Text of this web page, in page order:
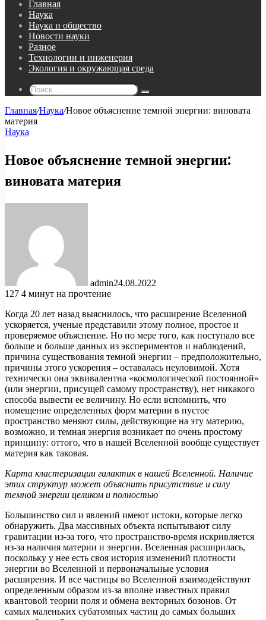
Главная
Наука
Наука и общество
Новости науки
Разное
Технологии и инженерия
Экология и окружающая среда
Поиск...
Главная/Наука/Новое объяснение темной энергии: виновата
материя
Наука
Новое объяснение темной энергии:
виновата материя
admin24.08.2022
127 4 минут на прочтение
Когда 20 лет назад выяснилось, что расширение Вселенной
ускоряется, ученые представили этому полное, простое и
проверяемое объяснение. Но по мере того, как поступало все
больше и больше данных из экспериментов и наблюдений,
причина существования темной энергии – предположительно,
причины этого ускорения – оставалась неуловимой. Хотя
технически она эквивалентна «космологической постоянной»
(или энергии, присущей самому пространству), нет никакого
способа вывести ее величину. Но если вспомнить, что
помещение определенных форм материи в пустое
пространство меняют силы, действующие на эту материю,
возможно, и темная энергия возникает по очень простому
принципу: оттого, что в нашей Вселенной вообще существует
материя как таковая.
Карта кластеризации галактик в нашей Вселенной. Наличие
этих структур может объяснить присутствие и силу
темной энергии целиком и полностью
Большинство сил и явлений имеют истоки, которые легко
обнаружить. Два массивных объекта испытывают силу
гравитации из-за того, что пространство-время искривляется
из-за наличия материи и энергии. Вселенная расширилась,
поскольку у нее есть своя история изменений плотности
энергии во Вселенной и первоначальные условия
расширения. И все частицы во Вселенной взаимодействуют
определенным образом из-за вполне известных правил
квантовой теории поля и обмена векторных бозонов. От
самых маленьких субатомных частиц до самых больших